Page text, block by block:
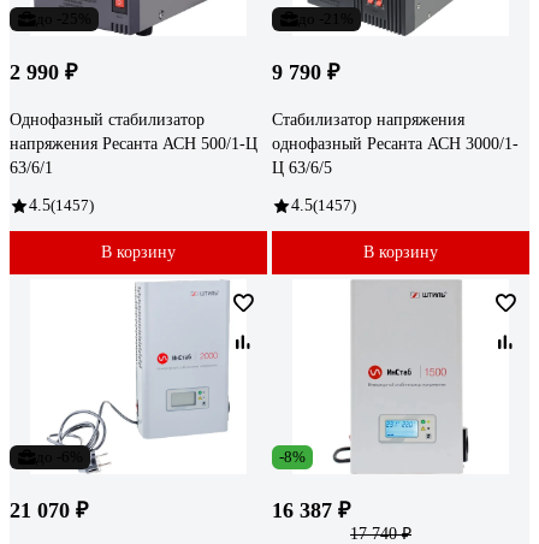
2 990 ₽
Однофазный стабилизатор
напряжения Ресанта АСН 500/1-Ц
63/6/1
4.5(1457)
В корзину
9 790 ₽
Стабилизатор напряжения
однофазный Ресанта АСН 3000/1-
Ц 63/6/5
4.5(1457)
В корзину
21 070 ₽
-8%
16 387 ₽
17 740 ₽